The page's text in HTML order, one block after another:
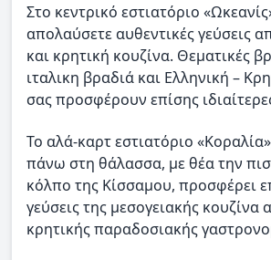
Στο κεντρικό εστιατόριο
απολαύσετε αυθεντικές γεύσεις
και κρητική κουζίνα. Θεματικές
ιταλικη βραδιά και Ελληνική –
σας προσφέρουν επίσης
Το αλά-καρτ εστιατόριο
πάνω στη θάλασσα, με θέα την
κόλπο της Κίσσαμου, προσφέρει
γεύσεις της μεσογειακής κουζίνα
κρητικής παραδοσιακής